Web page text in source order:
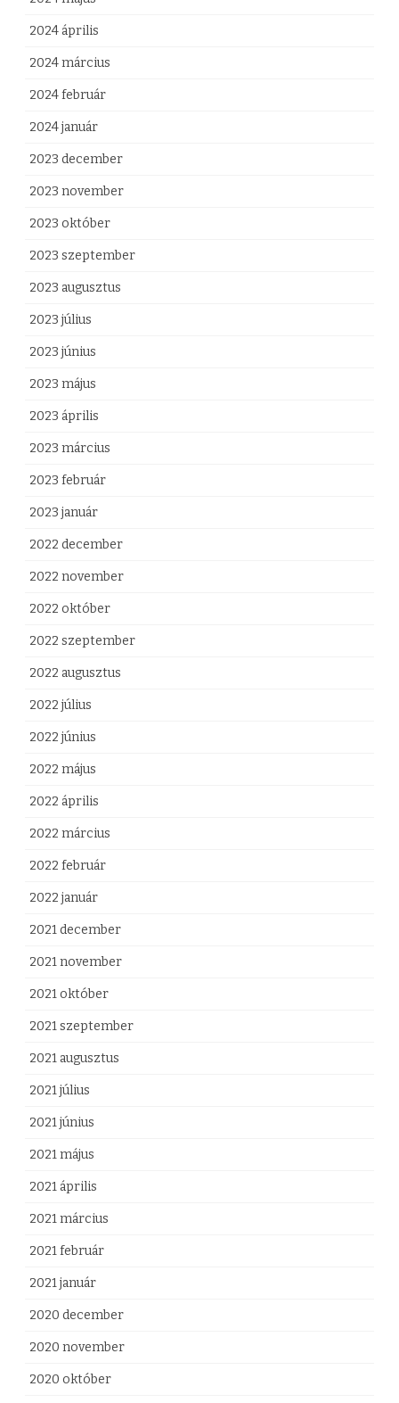
2024 április
2024 március
2024 február
2024 január
2023 december
2023 november
2023 október
2023 szeptember
2023 augusztus
2023 július
2023 június
2023 május
2023 április
2023 március
2023 február
2023 január
2022 december
2022 november
2022 október
2022 szeptember
2022 augusztus
2022 július
2022 június
2022 május
2022 április
2022 március
2022 február
2022 január
2021 december
2021 november
2021 október
2021 szeptember
2021 augusztus
2021 július
2021 június
2021 május
2021 április
2021 március
2021 február
2021 január
2020 december
2020 november
2020 október